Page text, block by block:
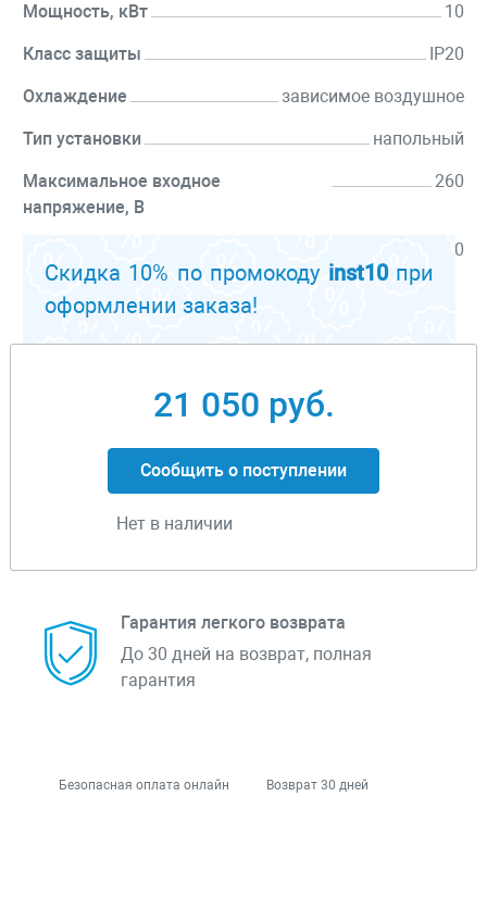
Мощность, кВт 10
Класс защиты IP20
Охлаждение зависимое воздушное
Тип установки напольный
Максимальное входное
напряжение, В
260
140
Перейти к описанию
Скидка 10% по промокоду inst10при
оформлении заказа!
21 050 руб.
Сообщить о поступлении
Нет в наличии
Гарантия легкого возврата
До 30 дней на возврат, полная
гарантия
Безопасная оплата онлайн Возврат 30 дней